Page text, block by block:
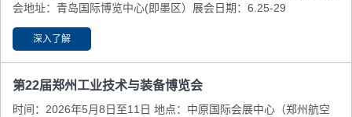
会地址：青岛国际博览中心(即墨区） ​展会日期：6.25-29
深入了解
第22届郑州工业技术与装备博览会
时间：2026年5月8日至11日 地点：中原国际会展中心（郑州航空